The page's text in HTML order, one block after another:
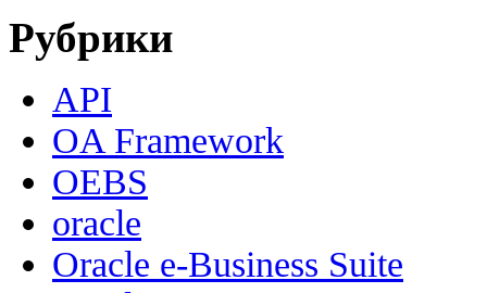
Рубрики
API
OA Framework
OEBS
oracle
Oracle e-Business Suite